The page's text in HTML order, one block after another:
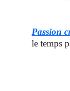
Passion
le temps